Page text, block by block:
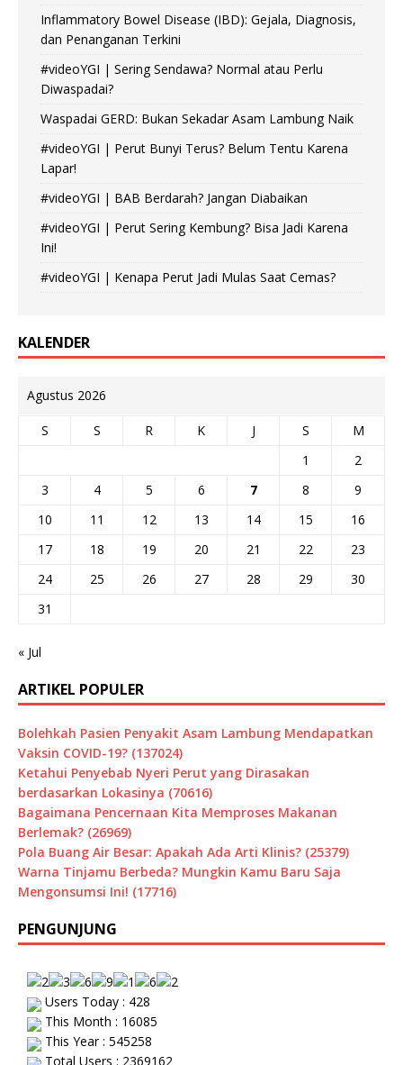
Inflammatory Bowel Disease (IBD): Gejala, Diagnosis,
dan Penanganan Terkini
#videoYGI | Sering Sendawa? Normal atau Perlu
Diwaspadai?
Waspadai GERD: Bukan Sekadar Asam Lambung Naik
#videoYGI | Perut Bunyi Terus? Belum Tentu Karena
Lapar!
#videoYGI | BAB Berdarah? Jangan Diabaikan
#videoYGI | Perut Sering Kembung? Bisa Jadi Karena
Ini!
#videoYGI | Kenapa Perut Jadi Mulas Saat Cemas?
KALENDER
Agustus 2026
S S R K J S
M
1
2
3
4 5 6 7 8
9
10
11 12 13 14 15
16
17
18 19 20 21 22
23
24
25 26 27 28 29
30
31
« Jul
ARTIKEL POPULER
Bolehkah Pasien Penyakit Asam Lambung Mendapatkan
Vaksin COVID-19? (137024)
Ketahui Penyebab Nyeri Perut yang Dirasakan
berdasarkan Lokasinya (70616)
Bagaimana Pencernaan Kita Memproses Makanan
Berlemak? (26969)
Pola Buang Air Besar: Apakah Ada Arti Klinis? (25379)
Warna Tinjamu Berbeda? Mungkin Kamu Baru Saja
Mengonsumsi Ini! (17716)
PENGUNJUNG
Users Today : 428
This Month : 16085
This Year : 545258
Total Users : 2369162